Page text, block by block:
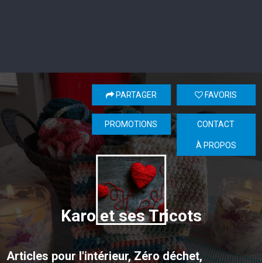
Karo et ses Tricots
Articles pour l'intérieur, Zéro déchet,
FAVORIS
PARTAGER
CONTACT
PROMOTIONS
À PROPOS